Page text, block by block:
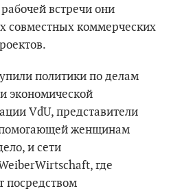
встречи они
совместных коммерческих
политики по делам
экономической
VdU, представители
женщинам
и сети
где